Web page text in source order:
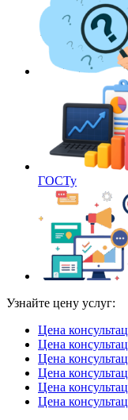
ГОСТу
Узнайте цену услуг:
Цена
Цена
Цена
Цена
Цена
Цена